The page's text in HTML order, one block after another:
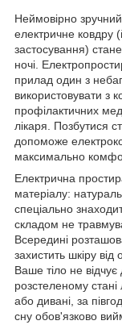
Неймовірно
електричне ковдру
застосування)
ночі.
прилад один з
використовувати з
профілактичних
лікаря. Позбутися
допоможе
максимально
Електрична
матеріалу:
спеціально
складом не
Всередині
захистить шкіру від
Ваше тіло не
розстеленому
або дивані, за
сну обов'язково